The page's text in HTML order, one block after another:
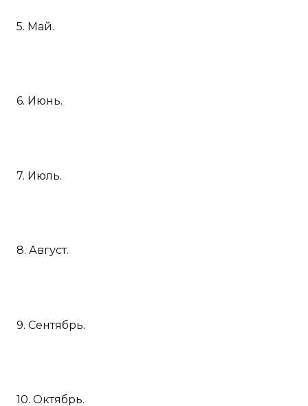
5. Май.
6. Июнь.
7. Июль.
8. Август.
9. Сентябрь.
10. Октябрь.